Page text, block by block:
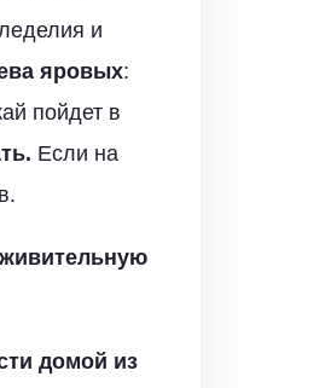
и
яровых:
пойдет в
Если на
домой из